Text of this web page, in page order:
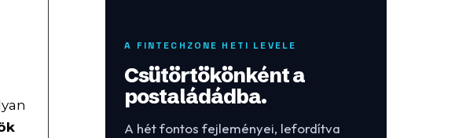
A FINTECHZONE HETI LEVELE
Csütörtökönként a
postaládádba.
A hét fontos fejleményei, lefordítva